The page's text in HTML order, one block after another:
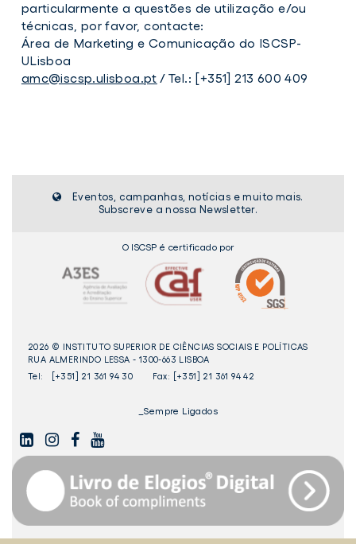
particularmente a questões de utilização e/ou
técnicas, por favor, contacte:
Área de Marketing e Comunicação do ISCSP-
ULisboa
amc@iscsp.ulisboa.pt / Tel.: [+351] 213 600 409
Eventos, campanhas, notícias e muito mais.
Subscreve a nossa Newsletter.
O ISCSP é certificado por
2026 © INSTITUTO SUPERIOR DE CIÊNCIAS SOCIAIS E POLÍTICAS
RUA ALMERINDO LESSA - 1300-663 LISBOA
Tel:
[+351] 21 361 94 30 Fax: [+351] 21 361 94 42
_Sempre Ligados
LINKEDININSTAGAMFACEBOOK
YOUTUBE